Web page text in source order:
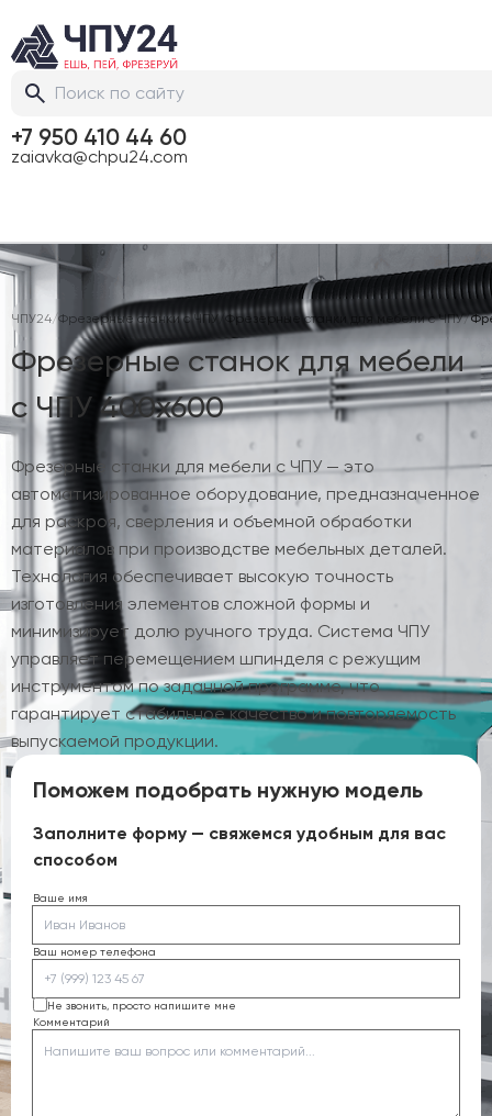
+7 950 410 44 60
zaiavka@chpu24.com
ЧПУ24/Фрезерные станки с ЧПУ/Фрезерные станки для мебели с ЧПУ/
Фрезерные станок для мебели
с ЧПУ 400х600
Фрезерные станки для мебели с ЧПУ — это
автоматизированное оборудование, предназначенное
для раскроя, сверления и объемной обработки
материалов при производстве мебельных деталей.
Технология обеспечивает высокую точность
изготовления элементов сложной формы и
минимизирует долю ручного труда. Система ЧПУ
управляет перемещением шпинделя с режущим
инструментом по заданной программе, что
гарантирует стабильное качество и повторяемость
выпускаемой продукции.
Поможем подобрать нужную модель
Заполните форму — свяжемся удобным для вас
способом
Ваше имя
Ваш номер телефона
Не звонить, просто напишите мне
Комментарий